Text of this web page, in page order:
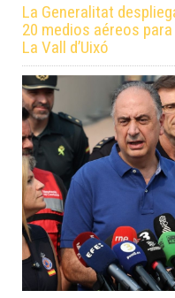
La Generalitat
20 medios aéreos
La Vall d’Uixó